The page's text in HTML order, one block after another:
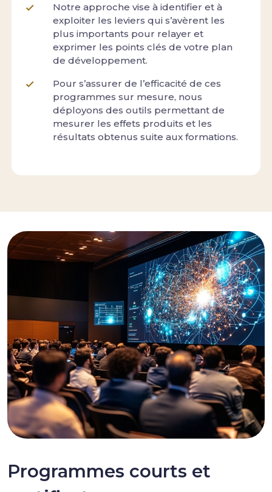
Notre approche vise à identifier et à
exploiter les leviers qui s’avèrent les
plus importants pour relayer et
exprimer les points clés de votre plan
de développement.
Pour s’assurer de l’efficacité de ces
programmes sur mesure, nous
déployons des outils permettant de
mesurer les effets produits et les
résultats obtenus suite aux formations.
Programmes courts et